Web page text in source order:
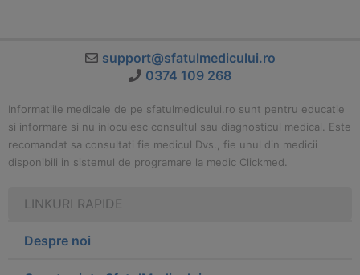
support@sfatulmedicului.ro
0374 109 268
Informatiile medicale de pe sfatulmedicului.ro sunt pentru educatie
si informare si nu inlocuiesc consultul sau diagnosticul medical. Este
recomandat sa consultati fie medicul Dvs., fie unul din medicii
disponibili in sistemul de programare la medic Clickmed.
LINKURI RAPIDE
Despre noi